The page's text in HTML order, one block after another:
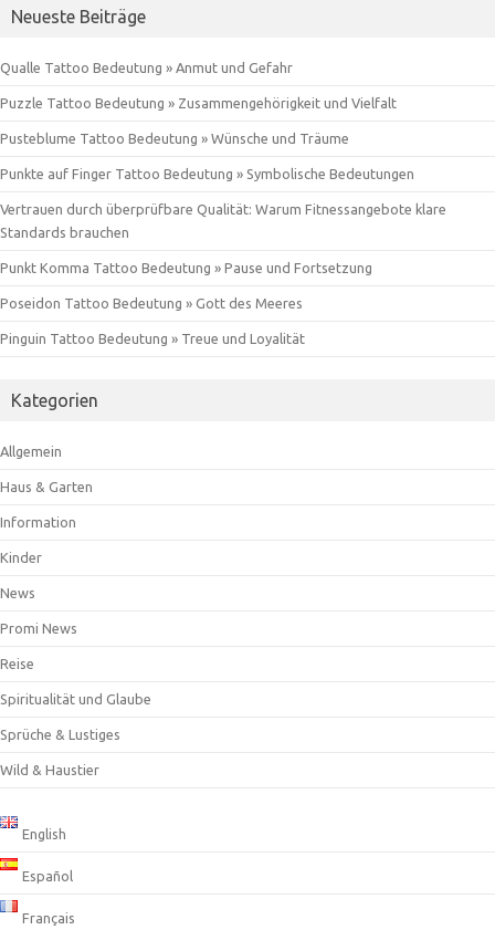
Neueste Beiträge
Qualle Tattoo Bedeutung » Anmut und Gefahr
Puzzle Tattoo Bedeutung » Zusammengehörigkeit und Vielfalt
Pusteblume Tattoo Bedeutung » Wünsche und Träume
Punkte auf Finger Tattoo Bedeutung » Symbolische Bedeutungen
Vertrauen durch überprüfbare Qualität: Warum Fitnessangebote klare
Standards brauchen
Punkt Komma Tattoo Bedeutung » Pause und Fortsetzung
Poseidon Tattoo Bedeutung » Gott des Meeres
Pinguin Tattoo Bedeutung » Treue und Loyalität
Kategorien
Allgemein
Haus & Garten
Information
Kinder
News
Promi News
Reise
Spiritualität und Glaube
Sprüche & Lustiges
Wild & Haustier
English
Español
Français